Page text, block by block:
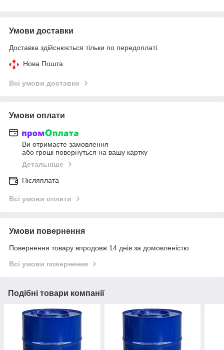
Умови доставки
Доставка здійснюється тільки по передоплаті.
Нова Пошта
Всі умови доставки
Умови оплати
Ви отримаєте замовлення
або гроші повернуться на вашу картку
Детальніше
Післяплата
Всі умови оплати
Умови повернення
Повернення товару впродовж 14 днів за домовленістю
Всі умови повернення
Подібні товари компанії